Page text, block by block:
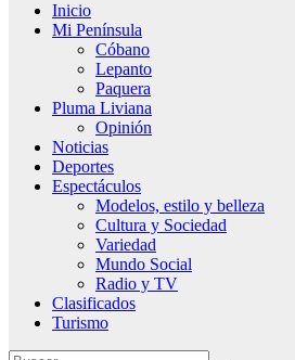
Inicio
Mi Península
Cóbano
Lepanto
Paquera
Pluma Liviana
Opinión
Noticias
Deportes
Espectáculos
Modelos, estilo y belleza
Cultura y Sociedad
Variedad
Mundo Social
Radio y TV
Clasificados
Turismo